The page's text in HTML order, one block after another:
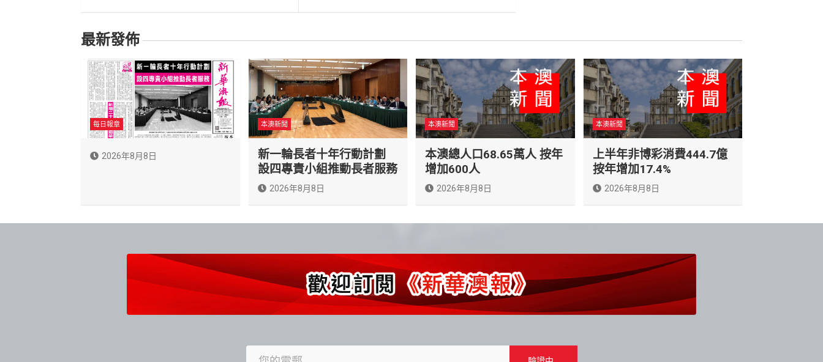
覽
最新發佈
每日報章
2026年8月8日
本澳新聞
新一輪長者十年行動計劃
設四專責小組推動長者服務
2026年8月8日
本澳新聞
本澳總人口68.65萬人 按年
增加600人
2026年8月8日
本澳新聞
上半年非博彩消費444.7億
按年增加17.4%
2026年8月8日